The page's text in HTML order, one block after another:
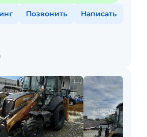
Позвонить Написать